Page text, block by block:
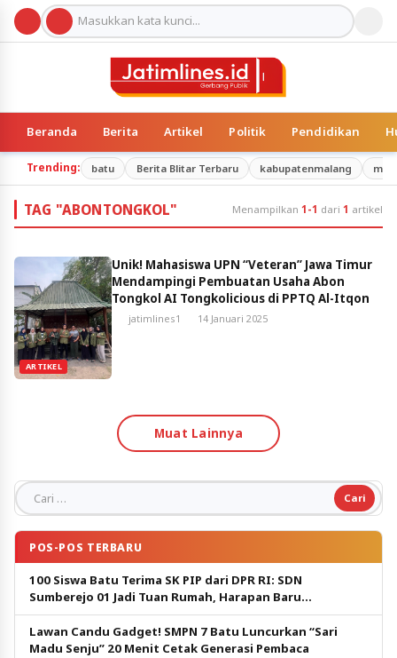
Beranda Berita Artikel Politik Pendidikan
Trending: batu Berita Blitar Terbaru kabupatenmalang
TAG "ABONTONGKOL" Menampilkan 1-1 dari 1 artikel
ARTIKEL
Unik! Mahasiswa UPN “Veteran” Jawa Timur
Mendampingi Pembuatan Usaha Abon
Tongkol AI Tongkolicious di PPTQ Al-Itqon
jatimlines1 14 Januari 2025
Muat Lainnya
Cari untuk:
POS-POS TERBARU
100 Siswa Batu Terima SK PIP dari DPR RI: SDN
Sumberejo 01 Jadi Tuan Rumah, Harapan Baru
Pendidikan Gratis
Lawan Candu Gadget! SMPN 7 Batu Luncurkan “Sari
Madu Senju” 20 Menit Cetak Generasi Pembaca